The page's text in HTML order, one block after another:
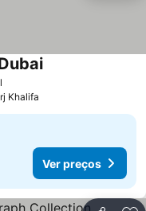
Khalifa
Ver preços